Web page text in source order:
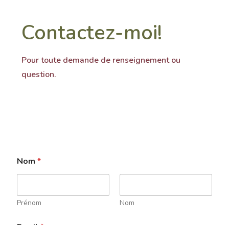
Contactez-moi!
Pour toute demande de renseignement ou
question.
Nom*
Prénom Nom